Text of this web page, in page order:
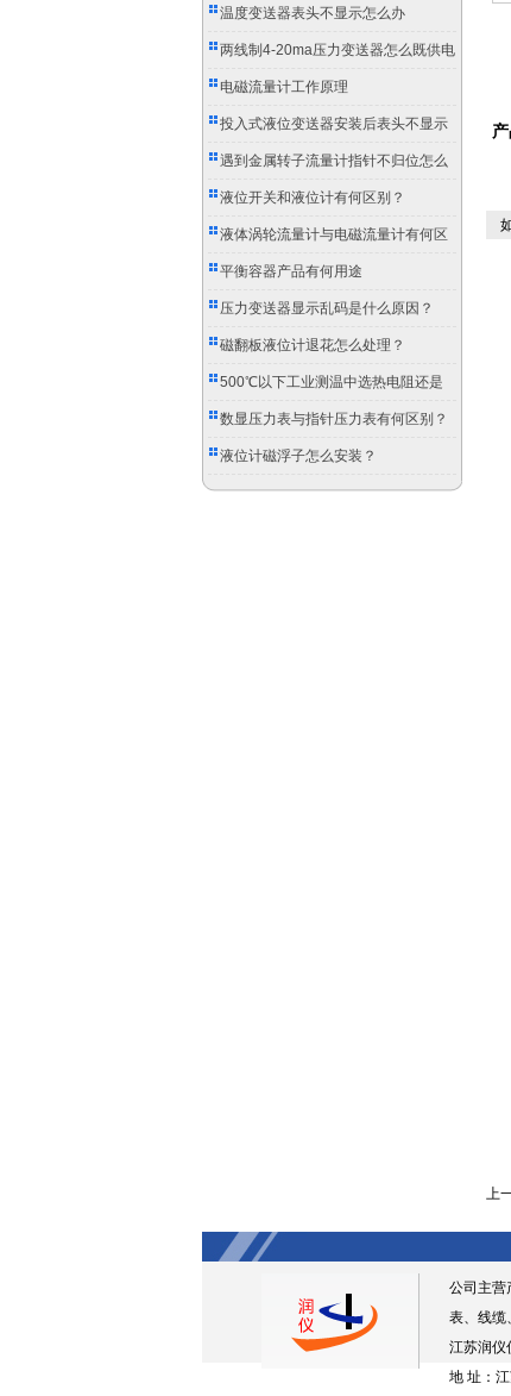
温度变送器表头不显示怎么办
两线制4-20ma压力变送器怎么既供电
又传信号？
电磁流量计工作原理
投入式液位变送器安装后表头不显示
怎么办？
遇到金属转子流量计指针不归位怎么
办？
液位开关和液位计有何区别？
液体涡轮流量计与电磁流量计有何区
别？
平衡容器产品有何用途
压力变送器显示乱码是什么原因？
磁翻板液位计退花怎么处理？
500℃以下工业测温中选热电阻还是
双金属温度计？
数显压力表与指针压力表有何区别？
液位计磁浮子怎么安装？
上
公司主营
表、线缆
江苏润仪
地 址：